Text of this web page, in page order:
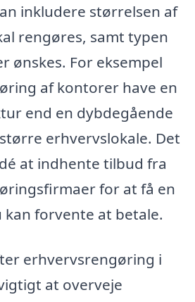
inkludere størrelsen af
rengøres, samt typen
ønskes. For eksempel
af kontorer have en
end en dybdegående
erhvervslokale. Det
at indhente tilbud fra
for at få en
kan forvente at betale.
erhvervsrengøring i
at overveje